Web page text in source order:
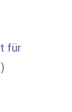
für